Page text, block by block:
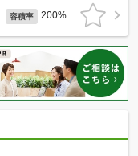
容積率 200%